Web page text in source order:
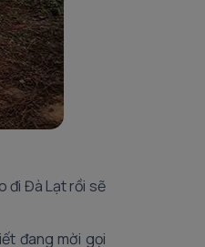
đi Đà Lạt rồi sẽ
đang mời gọi